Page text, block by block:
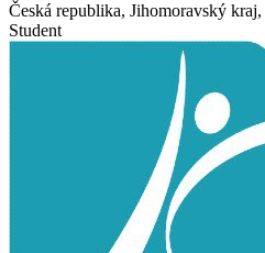
Česká republika, Jihomoravský
Student